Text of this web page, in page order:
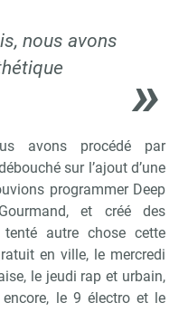
nous avons
avons procédé par
sur l’ajout d’une
programmer Deep
et créé des
autre chose cette
en ville, le mercredi
le jeudi rap et urbain,
le 9 électro et le